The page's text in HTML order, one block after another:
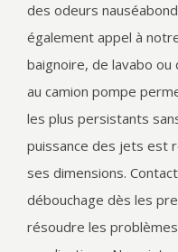
des odeurs
également appel à
baignoire, de lavabo
au camion pompe
les plus persistants
puissance des jets est
ses dimensions.
débouchage dès les
résoudre les